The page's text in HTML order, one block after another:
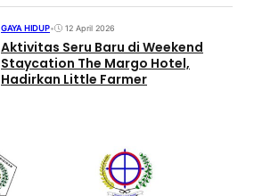
GAYA HIDUP• 12 April 2026
Aktivitas Seru Baru di Weekend
Staycation The Margo Hotel,
Hadirkan Little Farmer